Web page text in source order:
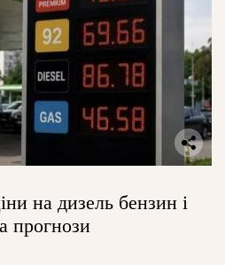
на дизель бензин і
прогнози